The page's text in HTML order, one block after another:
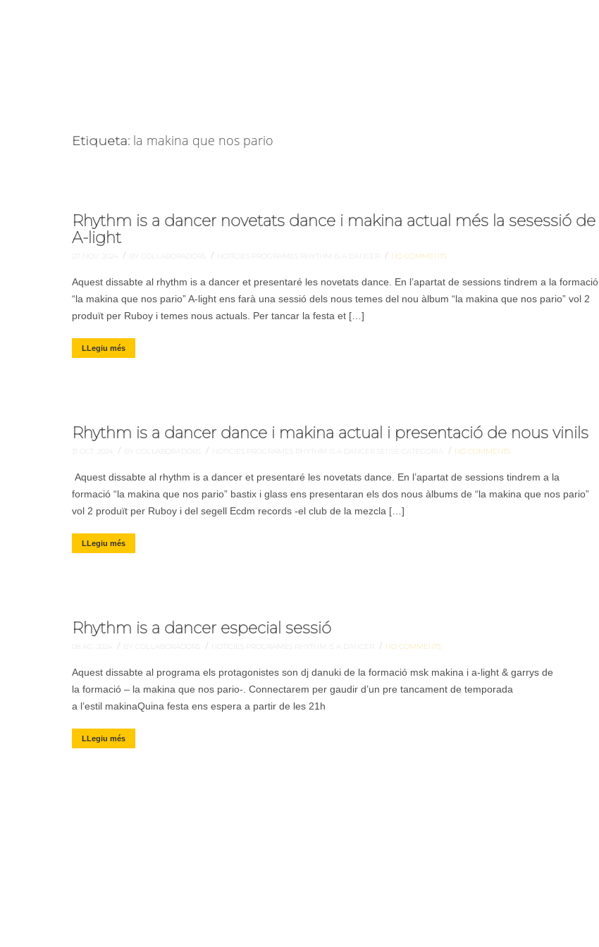
Etiqueta: la makina que nos pario
Rhythm is a dancer novetats dance i makina actual més la sesessió de
A-light
07 NOV. 2024 / BY COL·LABORADORS / NOTÍCIES PROGRAMES RHYTHM IS A DANCER / NO COMMENTS
Aquest dissabte al rhythm is a dancer et presentaré les novetats dance. En l’apartat de sessions tindrem a la formació
“la makina que nos pario” A-light ens farà una sessió dels nous temes del nou àlbum “la makina que nos pario” vol 2
produït per Ruboy i temes nous actuals. Per tancar la festa et […]
LLegiu més
Rhythm is a dancer dance i makina actual i presentació de nous vinils
31 OCT. 2024 / BY COL·LABORADORS / NOTÍCIES PROGRAMES RHYTHM IS A DANCER SENSE CATEGORIA / NO COMMENTS
Aquest dissabte al rhythm is a dancer et presentaré les novetats dance. En l’apartat de sessions tindrem a la
formació “la makina que nos pario” bastix i glass ens presentaran els dos nous àlbums de “la makina que nos pario”
vol 2 produït per Ruboy i del segell Ecdm records -el club de la mezcla […]
LLegiu més
Rhythm is a dancer especial sessió
08 AG. 2024 / BY COL·LABORADORS / NOTÍCIES PROGRAMES RHYTHM IS A DANCER / NO COMMENTS
Aquest dissabte al programa els protagonistes son dj danuki de la formació msk makina i a-light & garrys de
la formació – la makina que nos pario-. Connectarem per gaudir d’un pre tancament de temporada
a l’estil makinaQuina festa ens espera a partir de les 21h
LLegiu més